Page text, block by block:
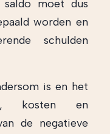
moet dus
worden en
schulden
is en het
kosten en
de negatieve